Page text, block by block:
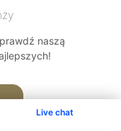
Live chat
naszą